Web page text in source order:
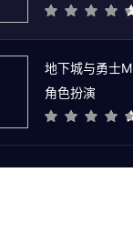
地下城与勇士M
角色扮演